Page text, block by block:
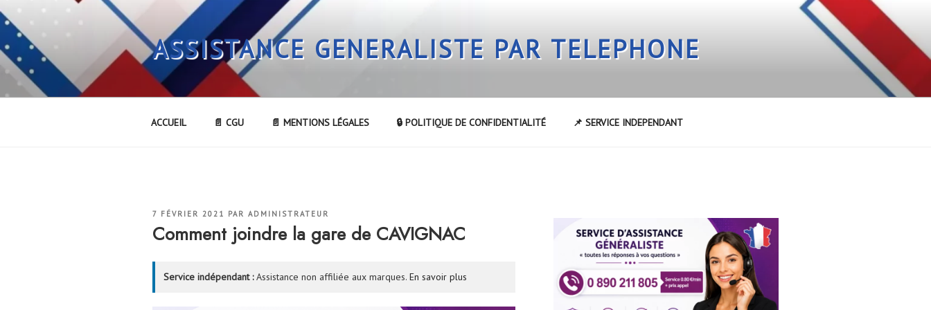
Aller
au
contenu
principal
ASSISTANCE GENERALISTE PAR TELEPHONE
ACCUEIL 📄 CGU 📄 MENTIONS LÉGALES 🔒 POLITIQUE DE CONFIDENTIALITÉ 📌 SERVICE INDEPENDANT
PUBLIÉ
7 FÉVRIER 2021 PAR ADMINISTRATEUR
Comment joindre la gare de CAVIGNAC
Service indépendant :Assistance non affiliée aux marques. En savoir plus